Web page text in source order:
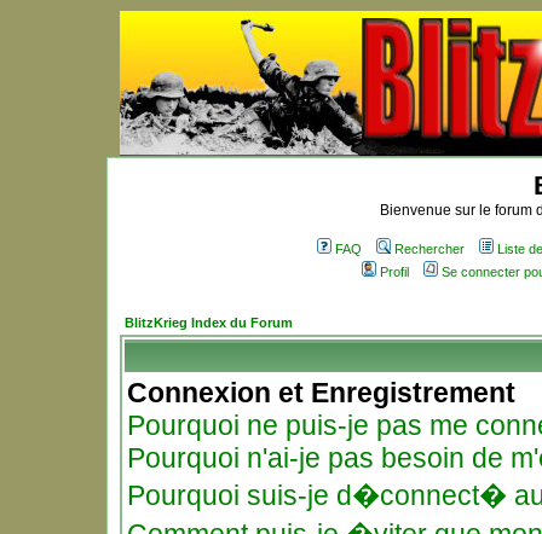
Bienvenue sur le forum
FAQ Rechercher
Liste
Profil
Se connecter
BlitzKrieg Index du Forum
Connexion et Enregistrement
Pourquoi ne puis-je pas me
Pourquoi n'ai-je pas besoin de
Pourquoi suis-je d�connect�